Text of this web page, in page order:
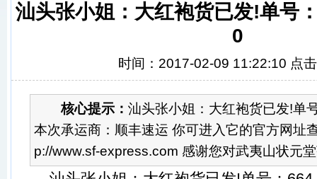
汕头张小姐：大红袍货已发!单号
0
时间：2017-02-09 11:22:10 点
核心提示： 汕头张小姐：大红袍货已发!单
本次承运商：顺丰速运 你可进入它的官方网址
p://www.sf-express.com 感谢您对武夷山状元